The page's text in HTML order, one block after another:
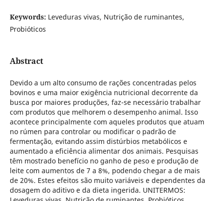
Keywords: Leveduras vivas, Nutrição de ruminantes,
Probióticos
Abstract
Devido a um alto consumo de rações concentradas pelos
bovinos e uma maior exigência nutricional decorrente da
busca por maiores produções, faz-se necessário trabalhar
com produtos que melhorem o desempenho animal. Isso
acontece principalmente com aqueles produtos que atuam
no rúmen para controlar ou modificar o padrão de
fermentação, evitando assim distúrbios metabólicos e
aumentado a eficiência alimentar dos animais. Pesquisas
têm mostrado benefício no ganho de peso e produção de
leite com aumentos de 7 a 8%, podendo chegar a de mais
de 20%. Estes efeitos são muito variáveis e dependentes da
dosagem do aditivo e da dieta ingerida. UNITERMOS: